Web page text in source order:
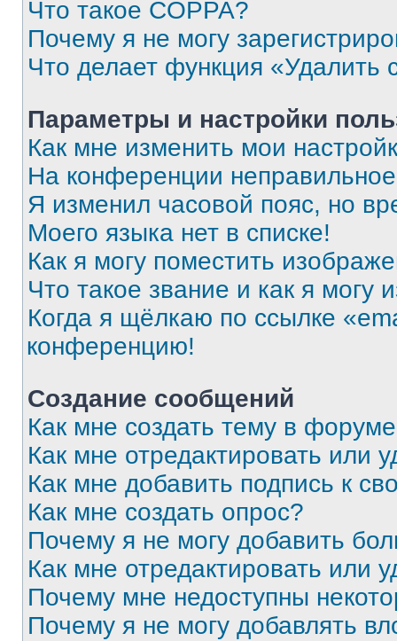
Что такое COPPA?
Почему я не могу
Что делает функция «Удалить
Параметры и настройки
Как мне изменить мои
На конференции
Я изменил часовой пояс, но
Моего языка нет в списке!
Как я могу поместить
Что такое звание и как я могу
Когда я щёлкаю по ссылке
конференцию!
Создание сообщений
Как мне создать тему в
Как мне отредактировать или
Как мне добавить подпись к
Как мне создать опрос?
Почему я не могу добавить
Как мне отредактировать или
Почему мне недоступны
Почему я не могу добавлять